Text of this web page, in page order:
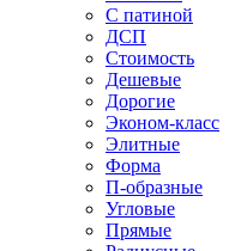
С патиной
ДСП
Стоимость
Дешевые
Дорогие
Эконом-класс
Элитные
Форма
П-образные
Угловые
Прямые